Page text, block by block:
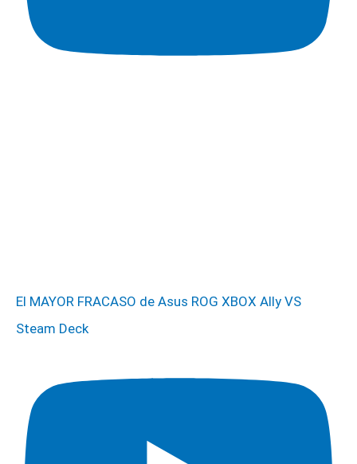
El MAYOR FRACASO de Asus ROG XBOX Ally VS
Steam Deck